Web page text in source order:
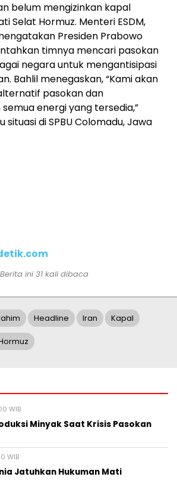
belum mengizinkan kapal
Selat Hormuz. Menteri ESDM,
Presiden Prabowo
timnya mencari pasokan
negara untuk mengantisipasi
Bahlil menegaskan, “Kami akan
pasokan dan
energi yang tersedia,”
di SPBU Colomadu, Jawa
Berita ini 31 kali dibaca
Headline Iran Kapal
WIB
Minyak Saat Krisis Pasokan
WIB
Jatuhkan Hukuman Mati